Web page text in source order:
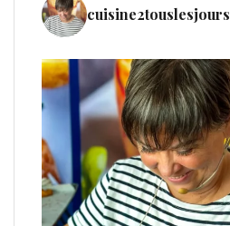
cuisine2touslesjours